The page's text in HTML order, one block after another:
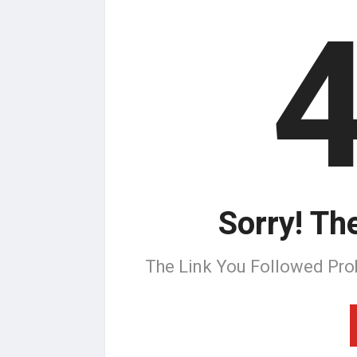
Sorry!
The Link You Followed